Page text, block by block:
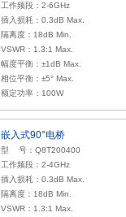
工作频段：2-6GHz
插入损耗：0.3dB Max.
隔离度：18dB Min.
VSWR：1.3:1 Max.
幅度平衡：±1dB Max.
相位平衡：±5° Max.
额定功率：100W
嵌入式90°电桥
型 号：Q8T200400
工作频段：2-4GHz
插入损耗：0.3dB Max.
隔离度：18dB Min.
VSWR：1.3:1 Max.